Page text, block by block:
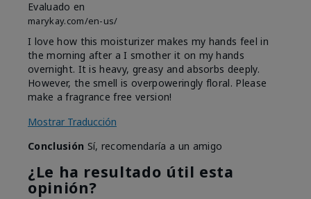
Evaluado en
marykay.com/en-us/
I love how this moisturizer makes my hands feel in
the morning after a I smother it on my hands
overnight. It is heavy, greasy and absorbs deeply.
However, the smell is overpoweringly floral. Please
make a fragrance free version!
Mostrar Traducción
Conclusión Sí, recomendaría a un amigo
¿Le ha resultado útil esta
opinión?